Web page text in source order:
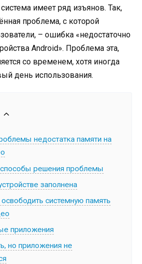
имеет ряд изъянов. Так,
проблема, с которой
– ошибка «недостаточно
Android». Проблема эта,
со временем, хотя иногда
день использования.
недостатка памяти на
решения проблемы
заполнена
системную память
приложения
но приложения не